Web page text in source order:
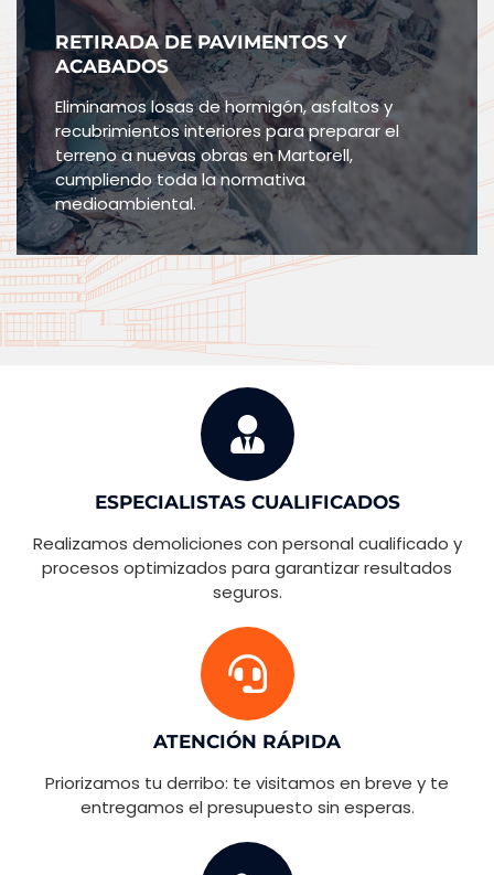
RETIRADA DE PAVIMENTOS Y
ACABADOS
Eliminamos losas de hormigón, asfaltos y
recubrimientos interiores para preparar el
terreno a nuevas obras en Martorell,
cumpliendo toda la normativa
medioambiental.
ESPECIALISTAS CUALIFICADOS
Realizamos demoliciones con personal cualificado y
procesos optimizados para garantizar resultados
seguros.
ATENCIÓN RÁPIDA
Priorizamos tu derribo: te visitamos en breve y te
entregamos el presupuesto sin esperas.